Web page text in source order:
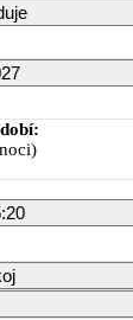
Únor 2027
ČT PÁ